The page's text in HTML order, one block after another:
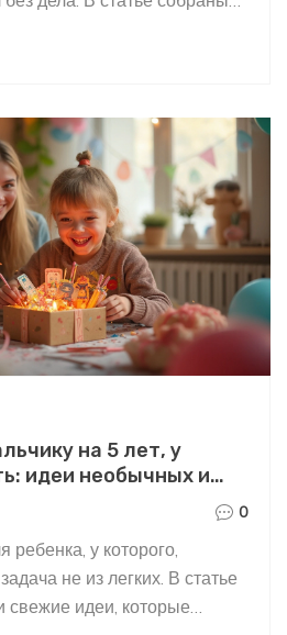
и неожиданные факты,
популярно среди
с выбором и сделать
полезным и
рекомендации не только
эмоциональным и
Всё просто и понятно, без
на 5 лет, у
идеи необычных и
0
у которого,
не из легких. В статье
идеи, которые